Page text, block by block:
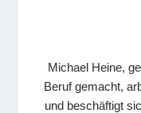
Michael Heine,
Beruf gemacht,
und beschäftigt